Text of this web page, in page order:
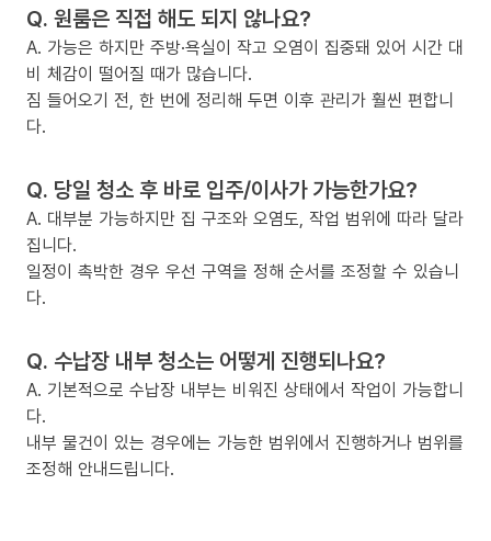
Q. 원룸은 직접 해도 되지 않나요?
A. 가능은 하지만 주방·욕실이 작고 오염이 집중돼 있어 시간 대
비 체감이 떨어질 때가 많습니다.
짐 들어오기 전, 한 번에 정리해 두면 이후 관리가 훨씬 편합니
다.
Q. 당일 청소 후 바로 입주/이사가 가능한가요?
A. 대부분 가능하지만 집 구조와 오염도, 작업 범위에 따라 달라
집니다.
일정이 촉박한 경우 우선 구역을 정해 순서를 조정할 수 있습니
다.
Q. 수납장 내부 청소는 어떻게 진행되나요?
A. 기본적으로 수납장 내부는 비워진 상태에서 작업이 가능합니
다.
내부 물건이 있는 경우에는 가능한 범위에서 진행하거나 범위를
조정해 안내드립니다.